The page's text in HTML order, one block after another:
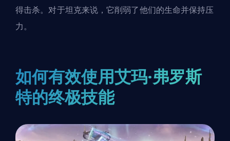
得击杀。对于坦克来说，它削弱了他们的生命并保持压
力。
如何有效使用艾玛·弗罗斯
特的终极技能